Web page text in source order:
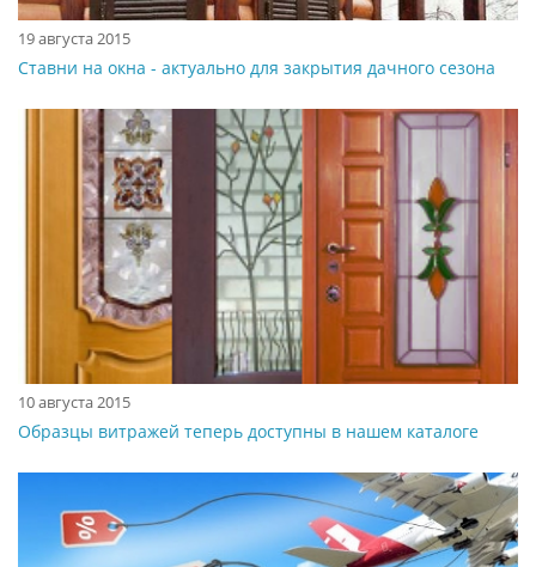
19 августа 2015
Ставни на окна - актуально для закрытия дачного сезона
10 августа 2015
Образцы витражей теперь доступны в нашем каталоге